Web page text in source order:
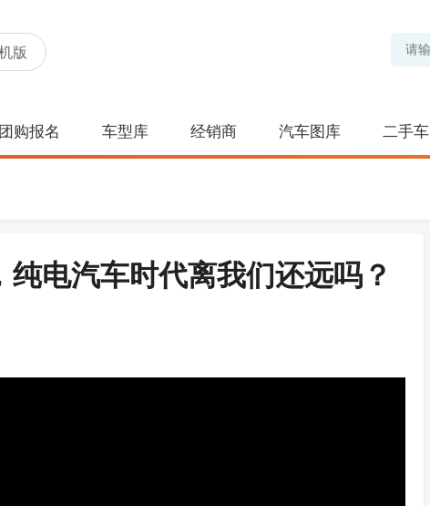
版
团购报名 车型库 经销商 汽车图库 二手车
电汽车时代离我们还远吗？